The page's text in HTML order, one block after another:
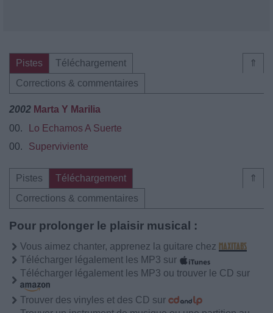
⇑
Pistes
Téléchargement
Corrections & commentaires
2002 Marta Y Marilia
00.
Lo Echamos A Suerte
00.
Superviviente
⇑
Pistes
Téléchargement
Corrections & commentaires
Pour prolonger le plaisir musical :
Vous aimez chanter, apprenez la guitare chez
Télécharger légalement les MP3 sur
Télécharger légalement les MP3 ou trouver le CD sur
Trouver des vinyles et des CD sur